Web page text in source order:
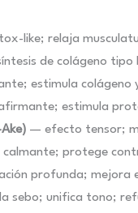
like; relaja
de colágeno
estimula
estimula
— efecto tensor;
protege
profunda; mejora
sebo; unifica tono;